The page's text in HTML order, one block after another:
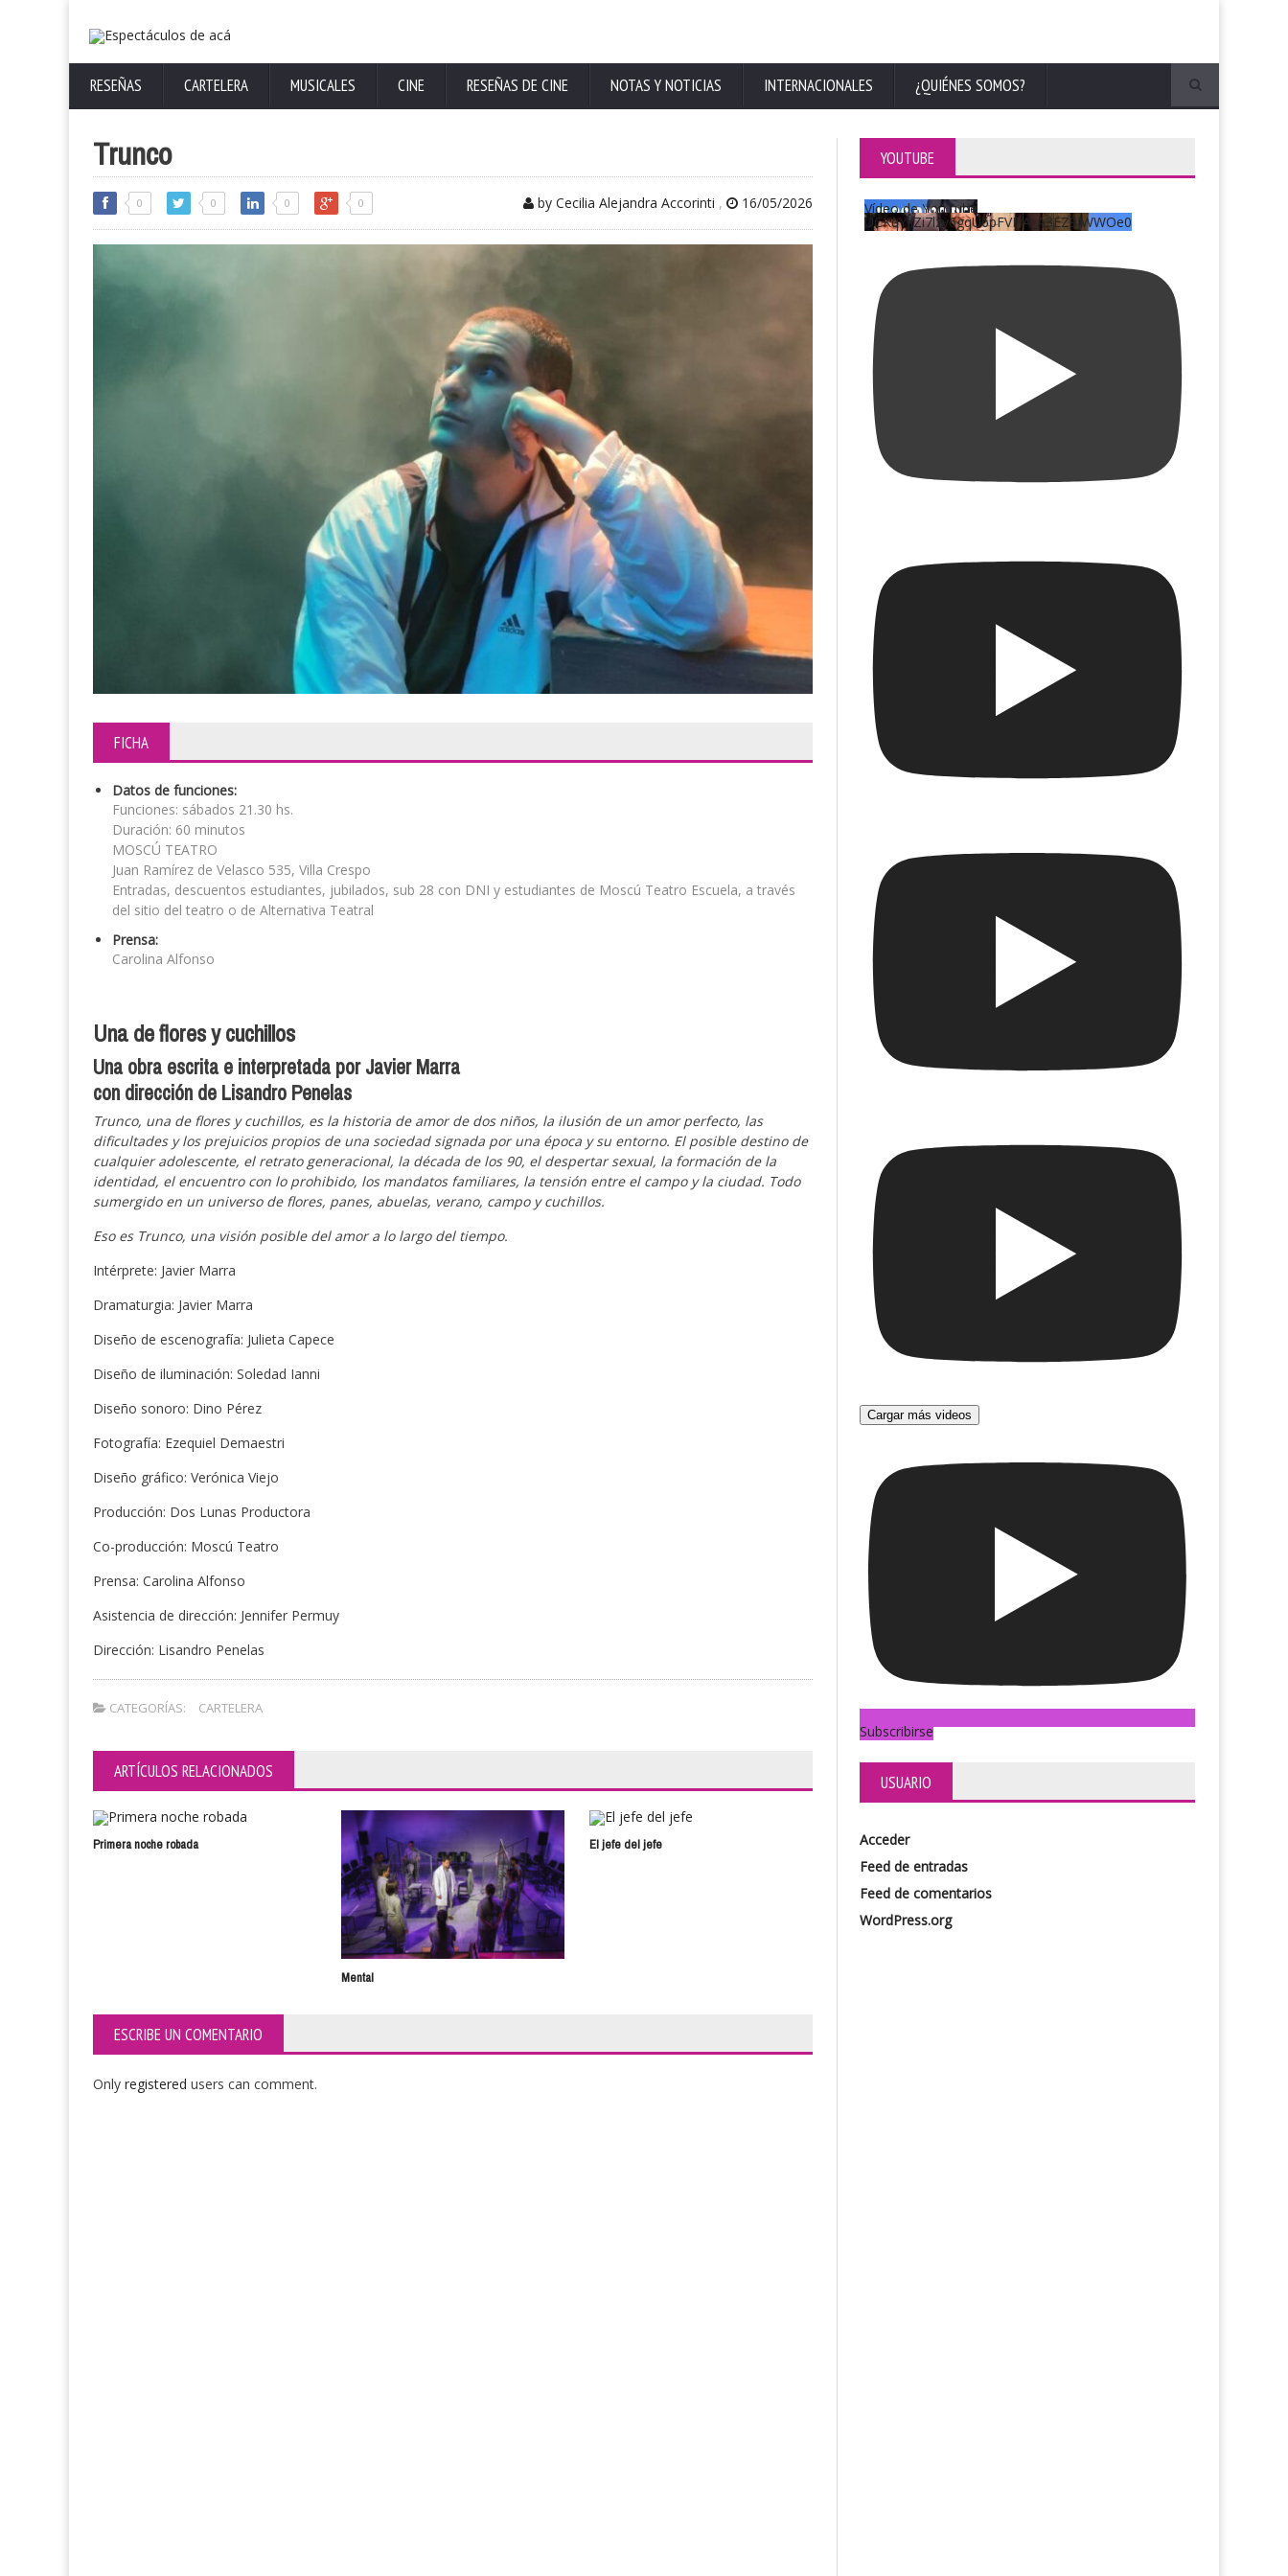
RESEÑAS CARTELERA MUSICALES CINE RESEÑAS DE CINE NOTAS Y NOTICIAS INTERNACIONALES ¿QUIÉNES SOMOS?
Trunco
0 0 0 0 by Cecilia Alejandra Accorinti , 16/05/2026
FICHA
Datos de funciones:
Funciones: sábados 21.30 hs.
Duración: 60 minutos
MOSCÚ TEATRO
Juan Ramírez de Velasco 535, Villa Crespo
Entradas, descuentos estudiantes, jubilados, sub 28 con DNI y estudiantes de Moscú Teatro Escuela, a través
del sitio del teatro o de Alternativa Teatral
Prensa:
Carolina Alfonso
Una de flores y cuchillos
Una obra escrita e interpretada por Javier Marra
con dirección de Lisandro Penelas
Trunco, una de flores y cuchillos, es la historia de amor de dos niños, la ilusión de un amor perfecto, las
dificultades y los prejuicios propios de una sociedad signada por una época y su entorno. El posible destino de
cualquier adolescente, el retrato generacional, la década de los 90, el despertar sexual, la formación de la
identidad, el encuentro con lo prohibido, los mandatos familiares, la tensión entre el campo y la ciudad. Todo
sumergido en un universo de flores, panes, abuelas, verano, campo y cuchillos.
Eso es Trunco, una visión posible del amor a lo largo del tiempo.
Intérprete: Javier Marra
Dramaturgia: Javier Marra
Diseño de escenografía: Julieta Capece
Diseño de iluminación: Soledad Ianni
Diseño sonoro: Dino Pérez
Fotografía: Ezequiel Demaestri
Diseño gráfico: Verónica Viejo
Producción: Dos Lunas Productora
Co-producción: Moscú Teatro
Prensa: Carolina Alfonso
Asistencia de dirección: Jennifer Permuy
Dirección: Lisandro Penelas
CATEGORÍAS: CARTELERA
ARTÍCULOS RELACIONADOS
Primera noche robada
Mental
El jefe del jefe
V Festival Internacional Madryn Escena
Teatral (Del 22 de enero al 1 de febrero)
ESCRIBE UN COMENTARIO
Only registered users can comment.
YOUTUBE
Vídeo de YouTube
UCKqYjiZi7lzy6gqU6pFVFiA_A3EZ9JWWOe0
Cargar más videos
Subscribirse
USUARIO
Acceder
Feed de entradas
Feed de comentarios
WordPress.org